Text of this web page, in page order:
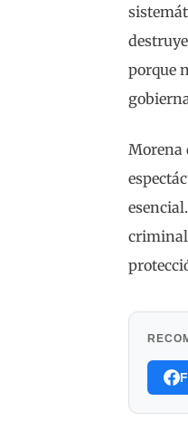
porque
Morena
criminal